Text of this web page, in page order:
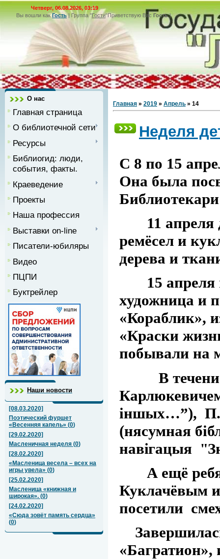
Четверг, 06.08.2026, 03:19
Вы вошли как Гость|Группа"Гости"Приветствую Вас Гость|
О нас
Главная страница
О библиотечной сети
Ресурсы
Библиогид: люди,
события, факты.
Краеведение
Проекты
Наша профессия
Выставки on-line
Писатели-юбиляры
Видео
ПЦПИ
Буктрейлер
Наши новости
[08.03.2020]
Поэтический фуршет
«Весенняя капель» (0)
[29.02.2020]
Масленичная неделя (0)
[28.02.2020]
«Масленица весела – всех на
игры увела» (0)
[25.02.2020]
Масленица «книжная и
широкая». (0)
[24.02.2020]
«Сюда зовёт память сердца»
(0)
Главная » 2019 » Апрель » 14
Неделя
С 8 по 15
Она была
11 апреля
ремёсел и
дерева и
15 апреля
художница и
«Кораблик»,
«Краски
побывали на
В течение
іншых…”),
(нясумная
А ещё
Куклачёвым
посетили
«Багратион»,